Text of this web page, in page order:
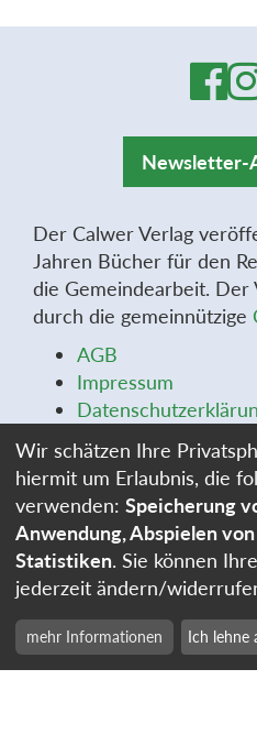
Newsletter-
Der Calwer Verlag
Jahren Bücher für den
die Gemeindearbeit.
durch die gemeinnützige
AGB
Impressum
Widerrufsformular
Stellenangebote
Cookie-
Wir schätzen Ihre
hiermit um Erlaubnis, die
verwenden: Speicherung
Anwendung, Abspielen
Statistiken. Sie können
jederzeit ändern/
mehr Informationen Ich lehne